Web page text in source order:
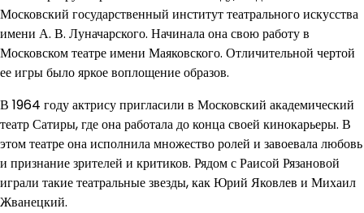
Московский государственный институт театрального искусства
имени А. В. Луначарского. Начинала она свою работу в
Московском театре имени Маяковского. Отличительной чертой
ее игры было яркое воплощение образов.
В 1964 году актрису пригласили в Московский академический
театр Сатиры, где она работала до конца своей кинокарьеры. В
этом театре она исполнила множество ролей и завоевала любовь
и признание зрителей и критиков. Рядом с Раисой Рязановой
играли такие театральные звезды, как Юрий Яковлев и Михаил
Жванецкий.